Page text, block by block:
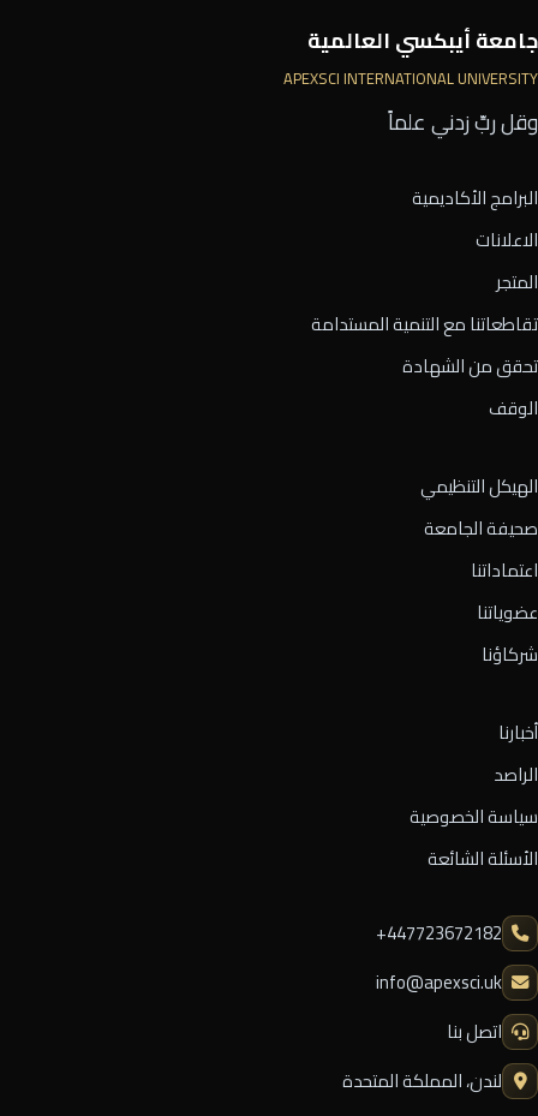
جامعة أيبكسي العالمية
APEXSCI INTERNATIONAL UNIVERSITY
وقل ربِّ زدني علماً
البرامج الأكاديمية
الاعلانات
المتجر
تقاطعاتنا مع التنمية المستدامة
تحقق من الشهادة
الوقف
الهيكل التنظيمي
صحيفة الجامعة
اعتماداتنا
عضوياتنا
شركاؤنا
أخبارنا
الراصد
سياسة الخصوصية
الأسئلة الشائعة
⁦+447723672182⁩
info@apexsci.uk
اتصل بنا
لندن، المملكة المتحدة